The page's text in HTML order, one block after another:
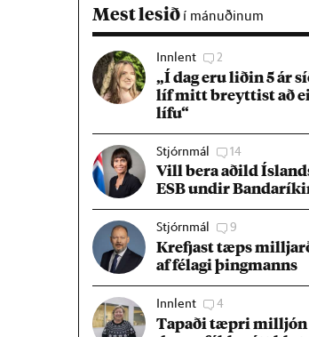
Mest lesið í mánuðinum
Innlent 2
„Í dag eru lið­in 5 ár
líf mitt breytt­ist að
lífu“
Stjórnmál 14
Vill bera að­ild
ESB und­ir
Stjórnmál 9
Krefjast tæps
af fé­lagi þing­manns
Innlent 4
Tap­aði tæpri millj­ón